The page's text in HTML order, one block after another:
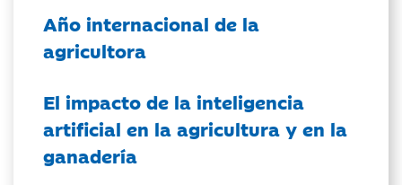
Año internacional de la
agricultora
El impacto de la inteligencia
artificial en la agricultura y en la
ganadería